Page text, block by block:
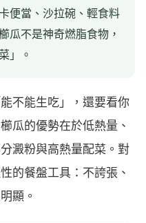
便當、沙拉碗、輕食料
瓜不是神奇燃脂食物，
」。
不能生吃」，還要看你
瓜的優勢在於低熱量、
澱粉與高熱量配菜。對
的餐盤工具：不誇張、
顯。